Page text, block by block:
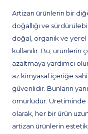
Artizan ürünlerin bir
doğallığı ve
doğal, organik ve
kullanılır. Bu,
azaltmaya yardımcı
az kimyasal içeriğe
güvenlidir. Bunların
ömürlüdür.
olarak, her bir ürün
artizan ürünlerin